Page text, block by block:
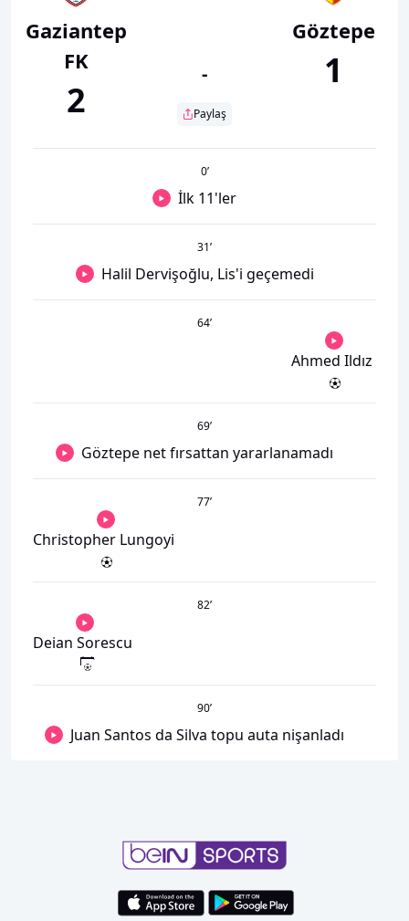
Gaziantep
FK
2
-
Paylaş
Göztepe
1
0’
İlk 11'ler
31’
Halil Dervişoğlu, Lis'i geçemedi
64’
Ahmed Ildız
69’
Göztepe net fırsattan yararlanamadı
77’
Christopher Lungoyi
82’
Deian Sorescu
90’
Juan Santos da Silva topu auta nişanladı